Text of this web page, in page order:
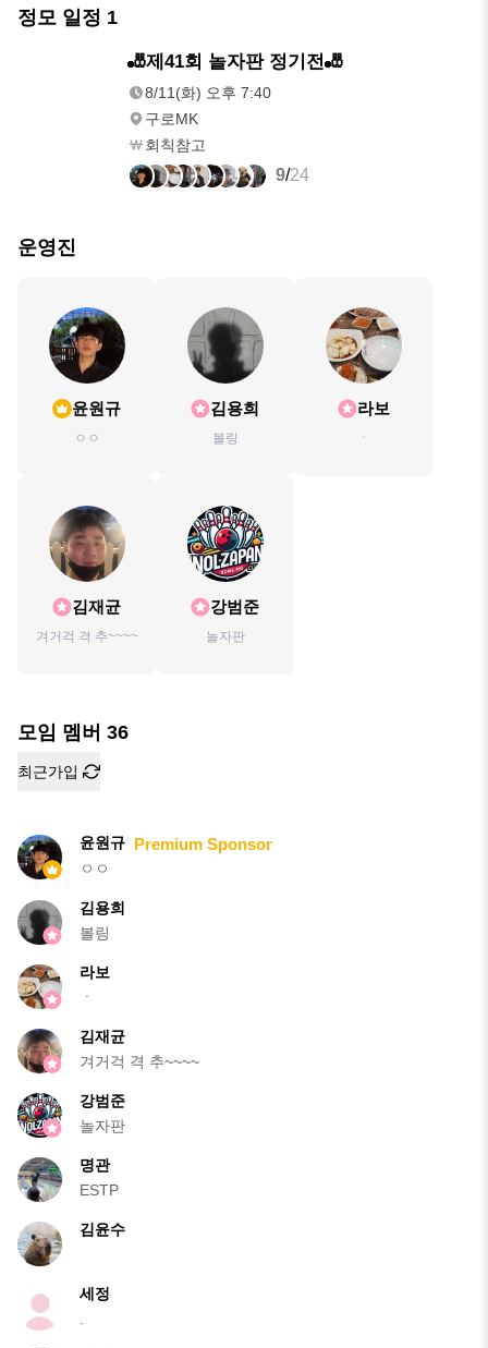
정모 일정 1
🎳제41회 놀자판 정기전🎳
8/11(화) 오후 7:40
구로MK
회칙참고
9/24
운영진
윤원규
ㅇㅇ
김용희
볼링
라보
ㆍ
김재균
겨거걱 격 추~~~~
강범준
놀자판
모임 멤버 36
최근가입
윤원규 Premium Sponsor
ㅇㅇ
김용희
볼링
라보
ㆍ
김재균
겨거걱 격 추~~~~
강범준
놀자판
명관
ESTP
김윤수
세정
.